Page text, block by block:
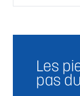
Les
pas